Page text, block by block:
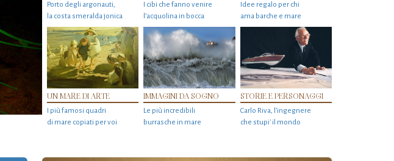
Porto degli argonauti,
la costa smeralda jonica
I cibi che fanno venire
l’acquolina in bocca
Idee regalo per chi
ama barche e mare
UN MARE DI ARTE
I più famosi quadri
di mare copiati per voi
IMMAGINI DA SOGNO
Le più incredibili
burrasche in mare
STORIE E PERSONAGGI
Carlo Riva, l’ingegnere
che stupi' il mondo